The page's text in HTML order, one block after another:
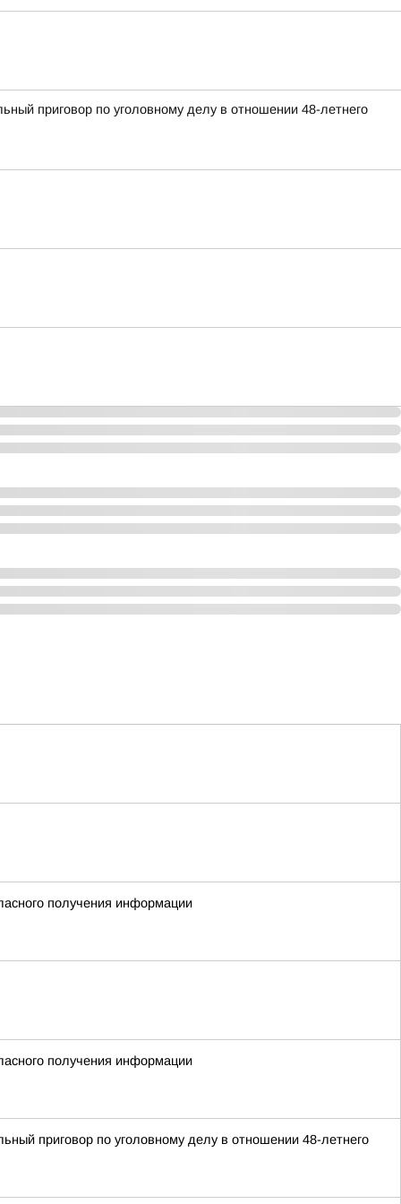
приговор по уголовному делу в отношении 48-летнего
получения информации
получения информации
приговор по уголовному делу в отношении 48-летнего